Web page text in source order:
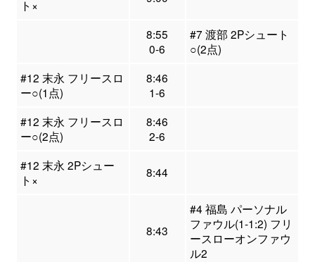
ト×
8:55
0-6
#7 渡部 2Pシュート
○(2点)
#12 末永 フリースロ
ー○(1点)
8:46
1-6
#12 末永 フリースロ
ー○(2点)
8:46
2-6
#12 末永 2Pシュー
ト×
8:44
8:43
#4 福島 パーソナル
ファウル(1-1:2) フリ
ースローオンファウ
ル2